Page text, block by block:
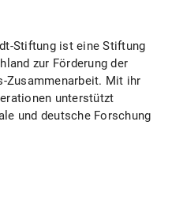
Stiftung ist eine Stiftung
zur Förderung der
Zusammenarbeit. Mit ihr
unterstützt
und deutsche Forschung